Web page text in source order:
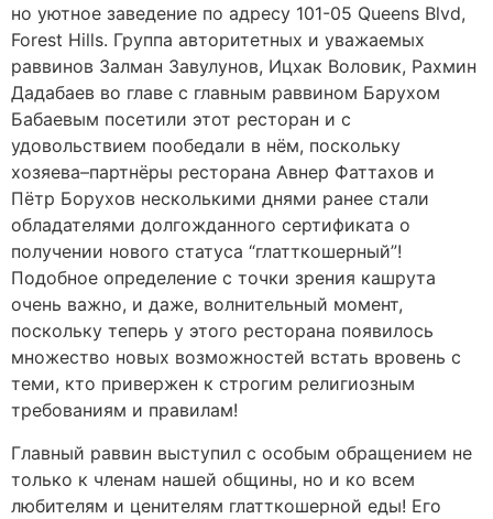
но уютное заведение по адресу 101-05 Queens Blvd,
Forest Hills. Группа авторитетных и уважаемых
раввинов Залман Завулунов, Ицхак Воловик, Рахмин
Дадабаев во главе с главным раввином Барухом
Бабаевым посетили этот ресторан и с
удовольствием пообедали в нём, поскольку
хозяева–партнёры ресторана Авнер Фаттахов и
Пётр Борухов несколькими днями ранее стали
обладателями долгожданного сертификата о
получении нового статуса “глатткошерный”!
Подобное определение с точки зрения кашрута
очень важно, и даже, волнительный момент,
поскольку теперь у этого ресторана появилось
множество новых возможностей встать вровень с
теми, кто привержен к строгим религиозным
требованиям и правилам!
Главный раввин выступил с особым обращением не
только к членам нашей общины, но и ко всем
любителям и ценителям глатткошерной еды! Его